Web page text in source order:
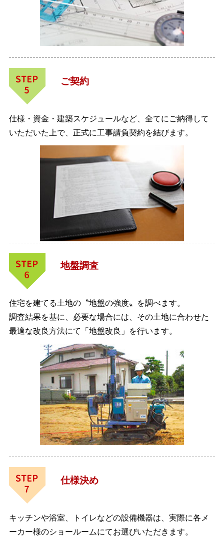
ご契約
仕様・資金・建築スケジュールなど、全てにご納得して
いただいた上で、正式に工事請負契約を結びます。
地盤調査
住宅を建てる土地の〝地盤の強度〟を調べます。
調査結果を基に、必要な場合には、その土地に合わせた
最適な改良方法にて「地盤改良」を行います。
仕様決め
キッチンや浴室、トイレなどの設備機器は、実際に各メ
ーカー様のショールームにてお選びいただきます。